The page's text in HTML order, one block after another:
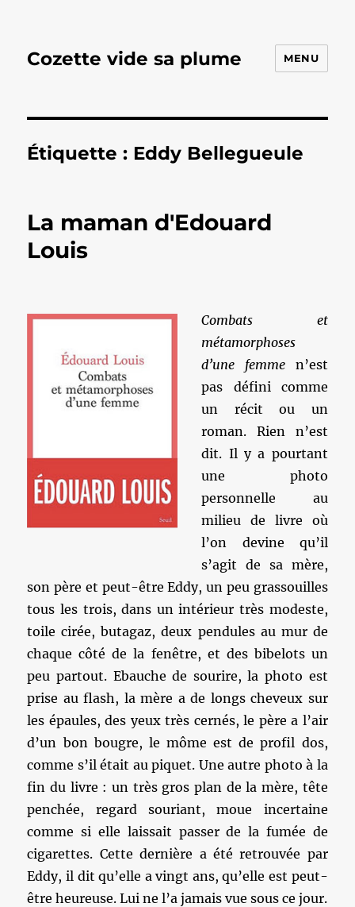
Cozette vide sa plume MENU
Étiquette : Eddy Bellegueule
La maman d'Edouard
Louis
Combats et
métamorphoses
d’une femme n’est
pas défini comme
un récit ou un
roman. Rien n’est
dit. Il y a pourtant
une photo
personnelle au
milieu de livre où
l’on devine qu’il
s’agit de sa mère,
son père et peut-être Eddy, un peu grassouilles
tous les trois, dans un intérieur très modeste,
toile cirée, butagaz, deux pendules au mur de
chaque côté de la fenêtre, et des bibelots un
peu partout. Ebauche de sourire, la photo est
prise au flash, la mère a de longs cheveux sur
les épaules, des yeux très cernés, le père a l’air
d’un bon bougre, le môme est de profil dos,
comme s’il était au piquet. Une autre photo à la
fin du livre : un très gros plan de la mère, tête
penchée, regard souriant, moue incertaine
comme si elle laissait passer de la fumée de
cigarettes. Cette dernière a été retrouvée par
Eddy, il dit qu’elle a vingt ans, qu’elle est peut-
être heureuse. Lui ne l’a jamais vue sous ce jour.